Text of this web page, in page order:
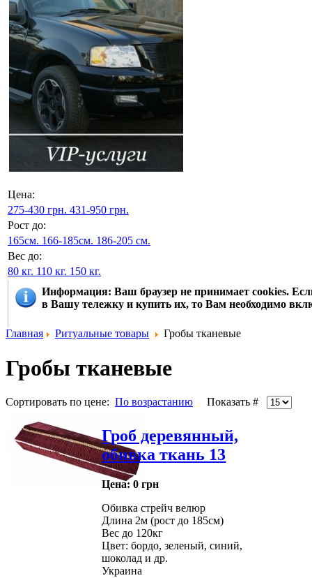
Цена:
275-430 грн. 431-950 грн.
Рост до:
165см. 166-185см. 186-205 см.
Вес до:
80 кг. 110 кг. 150 кг.
Информация: Ваш браузер не принимает cookies.
в Вашу тележку и купить их, то Вам необходимо
Главная Ритуальные товары Гробы тканевые
Гробы тканевые
Сортировать по цене: По возрастанию Показать #
Гроб деревянный,
обивка ткань 13
Цена: 0 грн
Обивка стрейч велюр
Длина 2м (рост до 185см)
Вес до 120кг
Цвет: бордо, зеленый, синий,
шоколад и др.
Украина